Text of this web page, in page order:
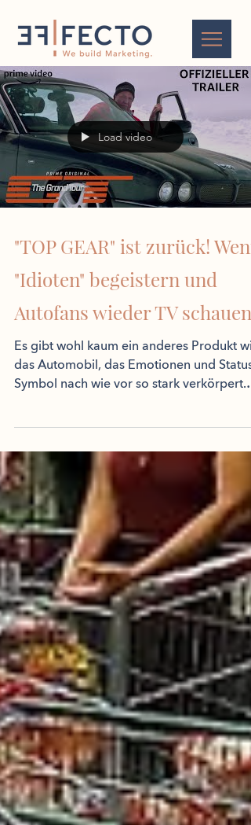
Load video
"TOP GEAR" ist zurück! Wenn
"Idioten" begeistern und
Autofans wieder TV schauen.
Es gibt wohl kaum ein anderes Produkt
das Automobil, das Emotionen und Status-
Symbol nach wie vor so stark verkörpert.